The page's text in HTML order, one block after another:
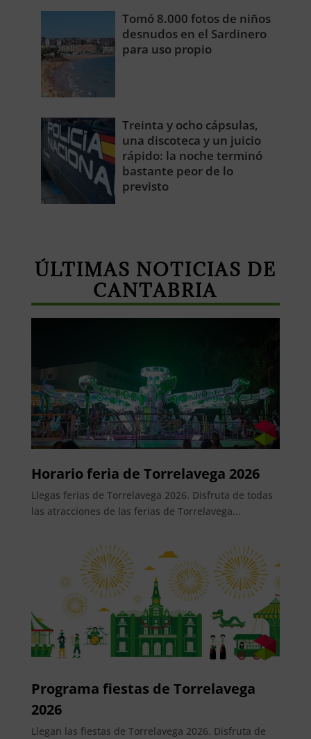
Tomó 8.000 fotos de niños
desnudos en el Sardinero
para uso propio
Treinta y ocho cápsulas,
una discoteca y un juicio
rápido: la noche terminó
bastante peor de lo
previsto
ÚLTIMAS NOTICIAS DE
CANTABRIA
Horario feria de Torrelavega 2026
Llegas ferias de Torrelavega 2026. Disfruta de todas
las atracciones de las ferias de Torrelavega...
Programa fiestas de Torrelavega
2026
Llegan las fiestas de Torrelavega 2026. Disfruta de